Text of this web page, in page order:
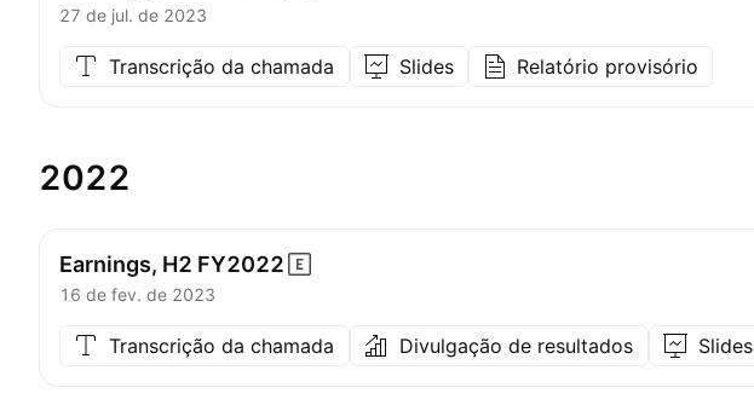
27 de jul. de 2023
Transcrição da chamada Slides Relatório provisório
2022
Earnings, H2 FY2022
16 de fev. de 2023
Transcrição da chamada Divulgação de resultados Slides